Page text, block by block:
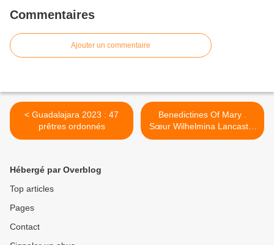
Commentaires
Ajouter un commentaire
< Guadalajara 2023 : 47
prêtres ordonnés
Benedictines Of Mary .
Sœur Wilhelmina Lancaster
osb + >
Hébergé par Overblog
Top articles
Pages
Contact